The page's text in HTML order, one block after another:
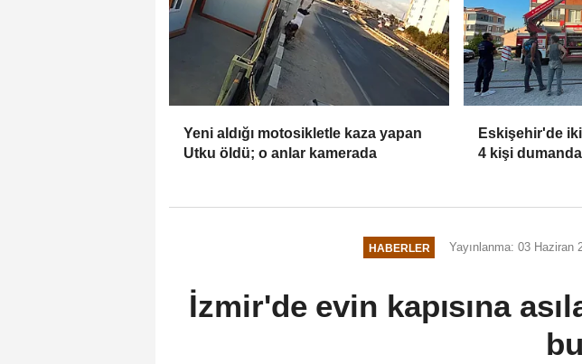
Yeni aldığı motosikletle kaza yapan
Utku öldü; o anlar kamerada
Eskişehir'de
4 kişi
HABERLER Yayınlanma: 03 Haziran
İzmir'de evin kapısına